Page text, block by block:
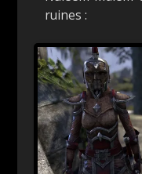
ruines :